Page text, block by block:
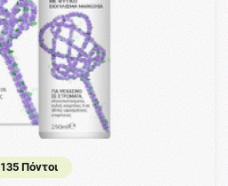
135 Πόντοι